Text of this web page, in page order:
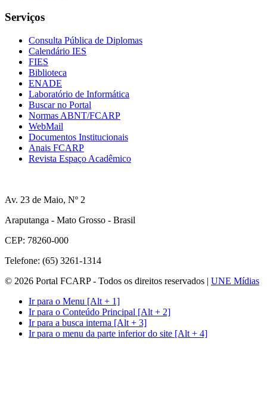
Serviços
Consulta Pública de Diplomas
Calendário IES
FIES
Biblioteca
ENADE
Laboratório de Informática
Buscar no Portal
Normas ABNT/FCARP
WebMail
Documentos Institucionais
Anais FCARP
Revista Espaço Acadêmico
Av. 23 de Maio, Nº 2
Araputanga - Mato Grosso - Brasil
CEP: 78260-000
Telefone: (65) 3261-1314
© 2026 Portal FCARP - Todos os direitos reservados | UNE Mídias
Ir para o Menu [Alt + 1]
Ir para o Conteúdo Principal [Alt + 2]
Ir para a busca interna [Alt + 3]
Ir para o menu da parte inferior do site [Alt + 4]